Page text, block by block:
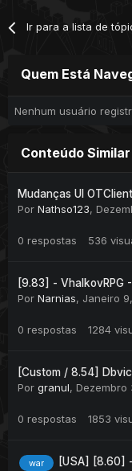
Ir para a lista de
Quem Está
Nenhum usuário
Conteúdo Similar
Mudanças UI OTClient
Por Nathso123,
0 respostas 536
[9.83] - VhalkovRPG
Por Narnias, Janeiro
0 respostas 1284
[Custom / 8.54]
Por granul, Dezembro
0 respostas 1853
war
[USA] [8.60] -